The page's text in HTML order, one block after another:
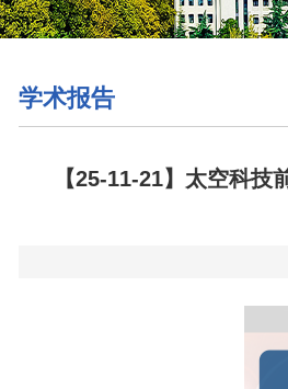
学术报告
【25-11-21】太空科